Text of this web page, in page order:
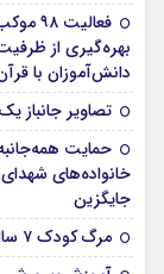
بهره‌گیری از
دانش‌آموزان با
تصاویر جانباز
حمایت
جایگزین
مرگ کودک ۷ ساله در آتش‌سوزی مشهد